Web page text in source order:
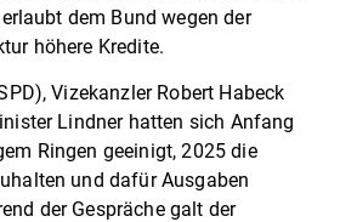
dem Bund wegen der
höhere Kredite.
Vizekanzler Robert Habeck
Lindner hatten sich Anfang
Ringen geeinigt, 2025 die
und dafür Ausgaben
der Gespräche galt der